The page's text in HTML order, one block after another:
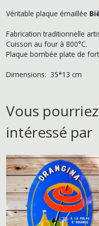
Véritable plaque émaillée
Fabrication traditionnelle
Cuisson au four à 800°C.
Plaque bombée plate de
Dimensions: 35*13 cm
Vous
intéressé par